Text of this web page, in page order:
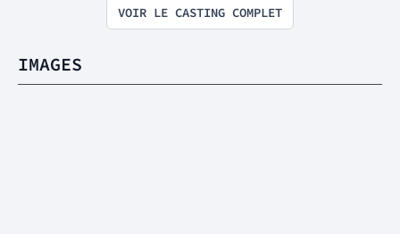
VOIR LE CASTING COMPLET
IMAGES